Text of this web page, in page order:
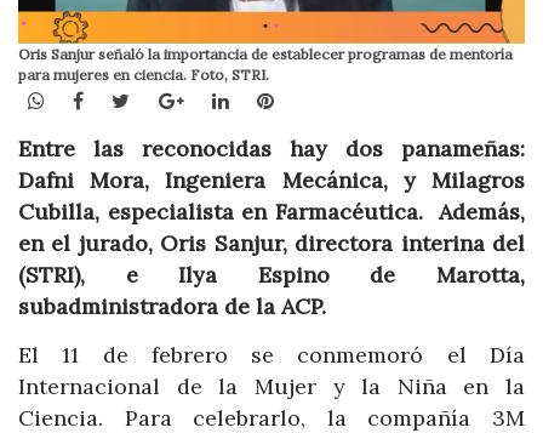
Oris Sanjur señaló la importancia de establecer programas de mentoría
para mujeres en ciencia. Foto, STRI.
WhatsApp
Facebook
TwitterGoogle+LinkedInPinterest
Entre las reconocidas hay dos panameñas:
Dafni Mora, Ingeniera Mecánica, y Milagros
Cubilla, especialista en Farmacéutica. Además,
en el jurado, Oris Sanjur, directora interina del
(STRI), e Ilya Espino de Marotta,
subadministradora de la ACP.
El 11 de febrero se conmemoró el Día
Internacional de la Mujer y la Niña en la
Ciencia. Para celebrarlo, la compañía 3M